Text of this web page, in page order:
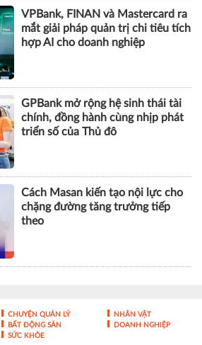
GPBank mở rộng hệ sinh thái tài
chính, đồng hành cùng nhịp phát
triển số của Thủ đô
Cách Masan kiến tạo nội lực cho
chặng đường tăng trưởng tiếp
theo
CHUYỆN QUẢN LÝ
Quản Lý - ISSN 1859- 0772